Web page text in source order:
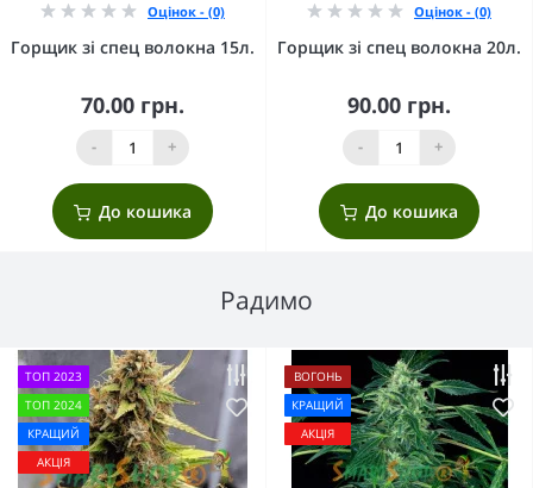
Оцінок - (0)
Горщик зі спец волокна 15л.
70.00 грн.
- +
До кошика
Оцінок - (0)
Горщик зі спец волокна 20л.
90.00 грн.
- +
До кошика
Радимо
ТОП 2023
ТОП 2024
КРАЩИЙ
АКЦІЯ
ВОГОНЬ
КРАЩИЙ
АКЦІЯ